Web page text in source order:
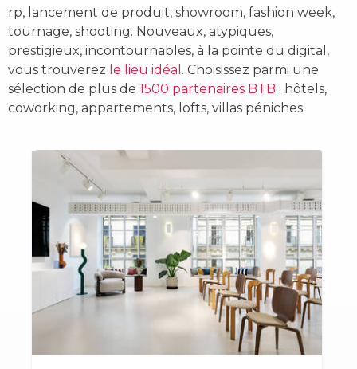
rp, lancement de produit, showroom, fashion week,
tournage, shooting. Nouveaux, atypiques,
prestigieux, incontournables, à la pointe du digital,
vous trouverez le lieu idéal . Choisissez parmi une
sélection de plus de 1500 partenaires BTB : hôtels,
coworking, appartements, lofts, villas péniches.